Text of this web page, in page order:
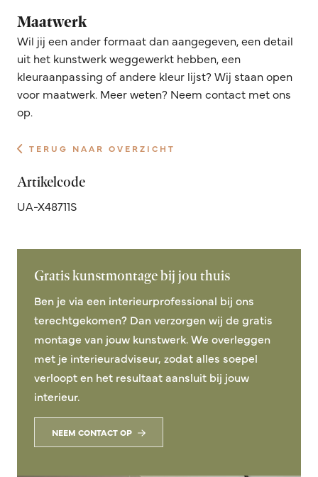
Maatwerk
Wil jij een ander formaat dan aangegeven, een detail
uit het kunstwerk weggewerkt hebben, een
kleuraanpassing of andere kleur lijst? Wij staan open
voor maatwerk. Meer weten? Neem contact met ons
op.
TERUG NAAR OVERZICHT
Artikelcode
UA-X48711S
Gratis kunstmontage bij jou thuis
Ben je via een interieurprofessional bij ons
terechtgekomen? Dan verzorgen wij de gratis
montage van jouw kunstwerk. We overleggen
met je interieuradviseur, zodat alles soepel
verloopt en het resultaat aansluit bij jouw
interieur.
NEEM CONTACT OP